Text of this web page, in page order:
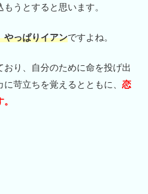
うとすると思います。
やっぱりイアンですよね。
り、自分のために命を投げ出
苛立ちを覚えるとともに、 恋